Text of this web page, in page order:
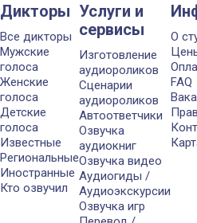
Дикторы
Все дикторы
Мужские
голоса
Женские
голоса
Детские
голоса
Известные
Региональные
Иностранные
Кто озвучил
Услуги и
сервисы
Изготовление
аудиороликов
Сценарии
аудиороликов
Автоответчики
Озвучка
аудиокниг
Озвучка видео
Аудиогиды /
Аудиоэкскурсии
Озвучка игр
О
FAQ